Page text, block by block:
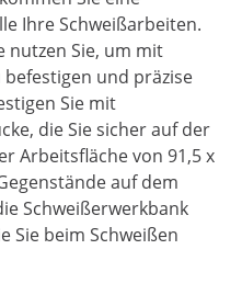
Ihre Schweißarbeiten.
nutzen Sie, um mit
und präzise
Sie mit
die Sie sicher auf der
Arbeitsfläche von 91,5 x
auf dem
Schweißerwerkbank
Sie beim Schweißen